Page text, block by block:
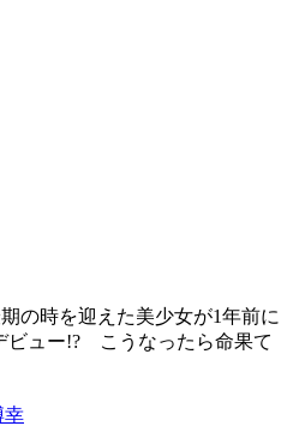
の時を迎えた美少女が1年前に
ビュー!? こうなったら命果て
幸